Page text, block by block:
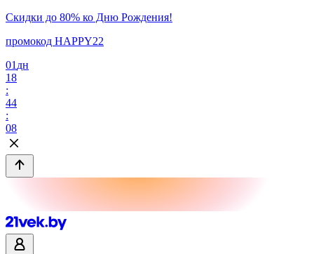
Скидки до 80% ко Дню Рождения!
промокод HAPPY22
01 дн
18
:
44
:
08